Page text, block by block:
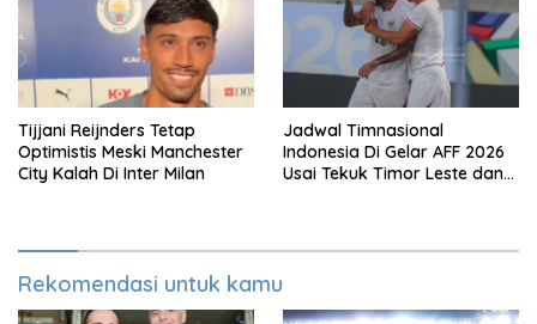
Tijjani Reijnders Tetap
Optimistis Meski Manchester
City Kalah Di Inter Milan
Jadwal Timnasional
Indonesia Di Gelar AFF 2026
Usai Tekuk Timor Leste dan
Rekomendasi untuk kamu